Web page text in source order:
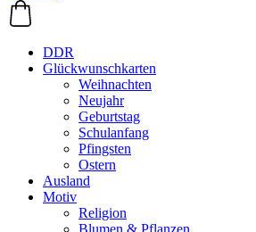
DDR
Glückwunschkarten
Weihnachten
Neujahr
Geburtstag
Schulanfang
Pfingsten
Ostern
Ausland
Motiv
Religion
Blumen & Pflanzen